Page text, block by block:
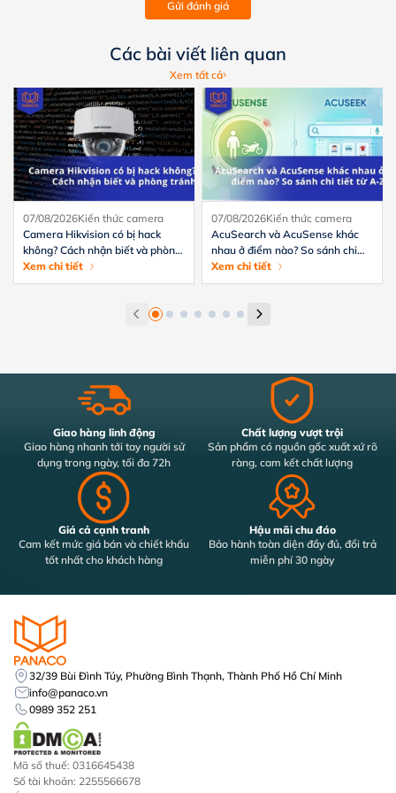
Gửi đánh giá
Các bài viết liên quan
Xem tất cả
07/08/2026Kiến thức camera
Camera Hikvision có bị hack
không? Cách nhận biết và phòng
tránh hiệu quả
Xem chi tiết
07/08/2026Kiến thức camera
AcuSearch và AcuSense khác
nhau ở điểm nào? So sánh chi
tiết từ A-Z
Xem chi tiết
Giao hàng linh động
Giao hàng nhanh tới tay người sử
dụng trong ngày, tối đa 72h
Chất lượng vượt trội
Sản phẩm có nguồn gốc xuất xứ rõ
ràng, cam kết chất lượng
Giá cả cạnh tranh
Cam kết mức giá bán và chiết khấu
tốt nhất cho khách hàng
Hậu mãi chu đáo
Bảo hành toàn diện đầy đủ, đổi trả
miễn phí 30 ngày
32/39 Bùi Đình Túy, Phường Bình Thạnh, Thành Phố Hồ Chí Minh
info@panaco.vn
0989 352 251
Mã số thuế: 0316645438
Số tài khoản: 2255566678